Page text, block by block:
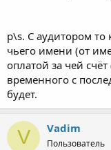
p\s. С аудитором
чьего имени (от
оплатой за чей
временного с
будет.
V Vadim
Пользователь